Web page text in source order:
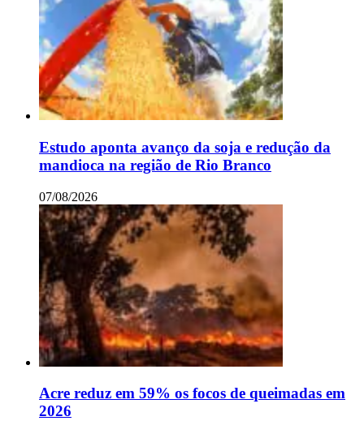
Estudo aponta avanço da soja e redução da
mandioca na região de Rio Branco
07/08/2026
Acre reduz em 59% os focos de queimadas em
2026